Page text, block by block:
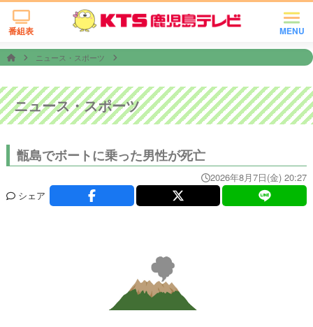
MENU
番組表
ニュース・スポーツ
ニュース・スポーツ
甑島でボートに乗った男性が死亡
2026年8月7日(金) 20:27
シェア